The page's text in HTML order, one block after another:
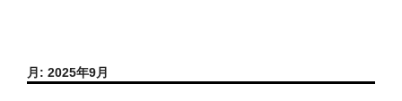
月: 2025年9月